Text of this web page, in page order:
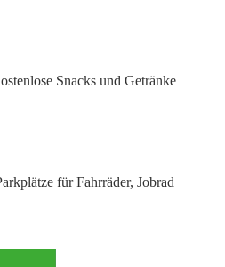
Snacks und Getränke
für Fahrräder, Jobrad